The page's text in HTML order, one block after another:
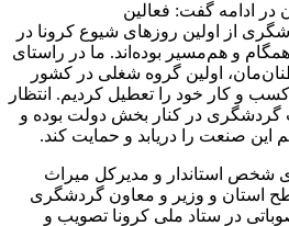
در ادامه گفت: فعالین
از اولین روزهای شیوع کرونا در
و هم‌‌مسیر بوده‌اند. ما در راستای
اولین گروه شغلی در کشور
و کار خود را تعطیل کردیم. انتظار
در کنار بخش دولت بوده و
صنعت را دریابد و حمایت کند.
شخص استاندار و مدیرکل میراث
استان و وزیر و معاون گردشگری
در ستاد ملی کرونا تصویب و